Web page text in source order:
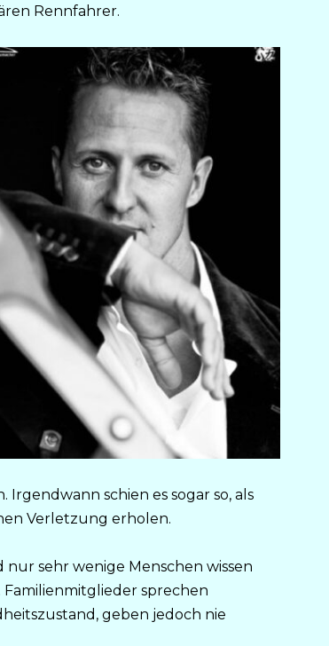
Rennfahrer.
schien es sogar so, als
Verletzung erholen.
sehr wenige Menschen wissen
sprechen
geben jedoch nie